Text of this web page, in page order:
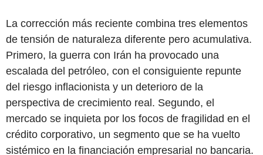
La corrección más reciente combina tres elementos
de tensión de naturaleza diferente pero acumulativa.
Primero, la guerra con Irán ha provocado una
escalada del petróleo, con el consiguiente repunte
del riesgo inflacionista y un deterioro de la
perspectiva de crecimiento real. Segundo, el
mercado se inquieta por los focos de fragilidad en el
crédito corporativo, un segmento que se ha vuelto
sistémico en la financiación empresarial no bancaria.